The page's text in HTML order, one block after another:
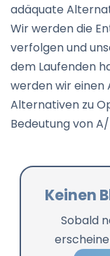
adäquate
Wir werden die
verfolgen und
dem Laufenden
werden wir einen
Alternativen zu
Bedeutung von
Keinen
Sobald